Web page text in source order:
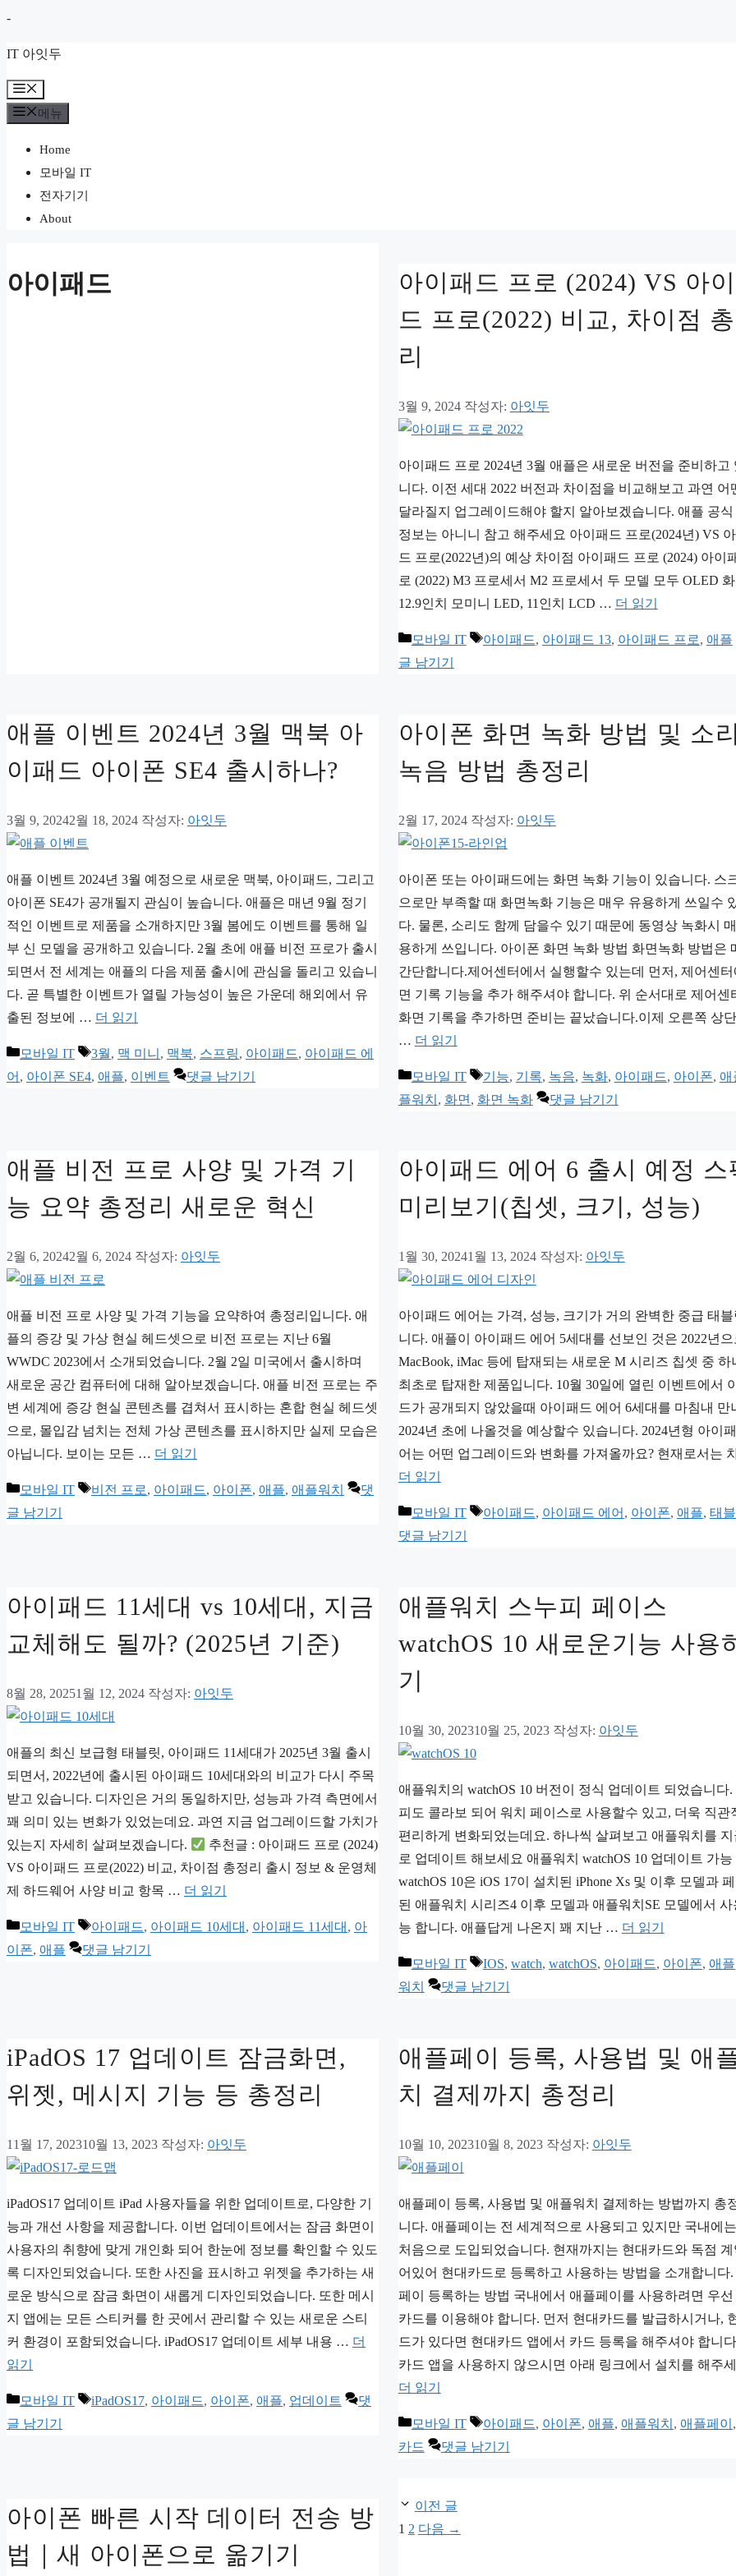
-컨
츠
로
건
IT 아잇두
뉴
메뉴
Home
모바일 IT
전자기기
About
아이패드
아이패드 프로 (2024) VS 아
드 프로(2022) 비교, 차이점
리
3월 9, 2024 작성자: 아잇두
아이패드 프로 2024년 3월 애플은 새로운 버전을 준비하고
니다. 이전 세대 2022 버전과 차이점을 비교해보고 과연 어
달라질지 업그레이드해야 할지 알아보겠습니다. 애플 공식
정보는 아니니 참고 해주세요 아이패드 프로(2024년) VS
드 프로(2022년)의 예상 차이점 아이패드 프로 (2024) 아이
로 (2022) M3 프로세서 M2 프로세서 두 모델 모두 OLED 화
12.9인치 모미니 LED, 11인치 LCD … 더 읽기
카
테
모바일 IT
태
아이패드, 아이패드 13, 아이패드 프로, 애플
글 남기기
애플 이벤트 2024년 3월 맥북 아
이패드 아이폰 SE4 출시하나?
3월 9, 20242월 18, 2024 작성자: 아잇두
애플 이벤트 2024년 3월 예정으로 새로운 맥북, 아이패드, 그리고
아이폰 SE4가 공개될지 관심이 높습니다. 애플은 매년 9월 정기
적인 이벤트로 제품을 소개하지만 3월 봄에도 이벤트를 통해 일
부 신 모델을 공개하고 있습니다. 2월 초에 애플 비전 프로가 출시
되면서 전 세계는 애플의 다음 제품 출시에 관심을 돌리고 있습니
다. 곧 특별한 이벤트가 열릴 가능성이 높은 가운데 해외에서 유
출된 정보에 … 더 읽기
카
테
모바일 IT
태
그
3월, 맥 미니 , 맥북, 스프링, 아이패드, 아이패드 에
어 , 아이폰 SE4, 애플, 이벤트 댓글 남기기
아이폰 화면 녹화 방법 및 소리
녹음 방법 총정리
2월 17, 2024 작성자: 아잇두
아이폰 또는 아이패드에는 화면 녹화 기능이 있습니다. 스
으로만 부족할 때 화면녹화 기능은 매우 유용하게 쓰일수
다. 물론, 소리도 함께 담을수 있기 때문에 동영상 녹화시
용하게 쓰입니다. 아이폰 화면 녹화 방법 화면녹화 방법은
간단합니다.제어센터에서 실행할수 있는데 먼저, 제어센
면 기록 기능을 추가 해주셔야 합니다. 위 순서대로 제어센
화면 기록을 추가하면 준비는 끝났습니다.이제 오른쪽 상
… 더 읽기
카
테
모바일 IT
태
그
기능, 기록, 녹음, 녹화, 아이패드, 아이폰, 애
플워치 , 화면 , 화면 녹화 댓글 남기기
애플 비전 프로 사양 및 가격 기
능 요약 총정리 새로운 혁신
2월 6, 20242월 6, 2024 작성자: 아잇두
애플 비전 프로 사양 및 가격 기능을 요약하여 총정리입니다. 애
플의 증강 및 가상 현실 헤드셋으로 비전 프로는 지난 6월
WWDC 2023에서 소개되었습니다. 2월 2일 미국에서 출시하며
새로운 공간 컴퓨터에 대해 알아보겠습니다. 애플 비전 프로는 주
변 세계에 증강 현실 콘텐츠를 겹쳐서 표시하는 혼합 현실 헤드셋
으로, 몰입감 넘치는 전체 가상 콘텐츠를 표시하지만 실제 모습은
아닙니다. 보이는 모든 … 더 읽기
카
테
모바일 IT
태
비전 프로, 아이패드, 아이폰, 애플, 애플워치
댓
글 남기기
아이패드 에어 6 출시 예정 스
미리보기(칩셋, 크기, 성능)
1월 30, 20241월 13, 2024 작성자: 아잇두
아이패드 에어는 가격, 성능, 크기가 거의 완벽한 중급 태블
니다. 애플이 아이패드 에어 5세대를 선보인 것은 2022년으
MacBook, iMac 등에 탑재되는 새로운 M 시리즈 칩셋 중 하
최초로 탑재한 제품입니다. 10월 30일에 열린 이벤트에서
드가 공개되지 않았을때 아이패드 에어 6세대를 마침내 만
2024년 초에 나올것을 예상할수 있습니다. 2024년형 아이
어는 어떤 업그레이드와 변화를 가져올까요? 현재로서는
더 읽기
카
테
모바일 IT
태
아이패드, 아이패드 에어 , 아이폰, 애플, 태
댓글 남기기
아이패드 11세대 vs 10세대, 지금
교체해도 될까? (2025년 기준)
8월 28, 20251월 12, 2024 작성자: 아잇두
애플의 최신 보급형 태블릿, 아이패드 11세대가 2025년 3월 출시
되면서, 2022년에 출시된 아이패드 10세대와의 비교가 다시 주목
받고 있습니다. 디자인은 거의 동일하지만, 성능과 가격 측면에서
꽤 의미 있는 변화가 있었는데요. 과연 지금 업그레이드할 가치가
있는지 자세히 살펴보겠습니다.
추천글 : 아이패드 프로 (2024)
VS 아이패드 프로(2022) 비교, 차이점 총정리 출시 정보 & 운영체
제 하드웨어 사양 비교 항목 … 더 읽기
카
테
모바일 IT
태
그
아이패드, 아이패드 10세대 , 아이패드 11세대 , 아
이폰, 애플 댓글 남기기
애플워치 스누피 페이스
watchOS 10 새로운기능 사용
기
10월 30, 202310월 25, 2023 작성자: 아잇두
애플워치의 watchOS 10 버전이 정식 업데이트 되었습니다.
피도 콜라보 되어 워치 페이스로 사용할수 있고, 더욱 직관
편리하게 변화되었는데요. 하나씩 살펴보고 애플워치를
로 업데이트 해보세요 애플워치 watchOS 10 업데이트 가능
watchOS 10은 iOS 17이 설치된 iPhone Xs 및 이후 모델과
된 애플워치 시리즈4 이후 모델과 애플워치SE 모델에서 사
능 합니다. 애플답게 나온지 꽤 지난 … 더 읽기
카
테
모바일 IT
태
그
IOS, watch, watchOS, 아이패드, 아이폰, 애플
워치
댓글 남기기
iPadOS 17 업데이트 잠금화면,
위젯, 메시지 기능 등 총정리
11월 17, 202310월 13, 2023 작성자: 아잇두
iPadOS17 업데이트 iPad 사용자들을 위한 업데이트로, 다양한 기
능과 개선 사항을 제공합니다. 이번 업데이트에서는 잠금 화면이
사용자의 취향에 맞게 개인화 되어 한눈에 정보를 확인할 수 있도
록 디자인되었습니다. 또한 사진을 표시하고 위젯을 추가하는 새
로운 방식으로 잠금 화면이 새롭게 디자인되었습니다. 또한 메시
지 앱에는 모든 스티커를 한 곳에서 관리할 수 있는 새로운 스티
커 환경이 포함되었습니다. iPadOS17 업데이트 세부 내용 … 더
읽기
카
테
모바일 IT
태
iPadOS17, 아이패드, 아이폰, 애플, 업데이트
댓
글 남기기
애플페이 등록, 사용법 및 애
치 결제까지 총정리
10월 10, 202310월 8, 2023 작성자: 아잇두
애플페이 등록, 사용법 및 애플워치 결제하는 방법까지 총
니다. 애플페이는 전 세계적으로 사용되고 있지만 국내에
처음으로 도입되었습니다. 현재까지는 현대카드와 독점 계
어있어 현대카드로 등록하고 사용하는 방법을 소개합니다.
페이 등록하는 방법 국내에서 애플페이를 사용하려면 우선
카드를 이용해야 합니다. 먼저 현대카드를 발급하시거나,
드가 있다면 현대카드 앱에서 카드 등록을 해주셔야 합니
카드 앱을 사용하지 않으시면 아래 링크에서 설치를 해주
더 읽기
카
테
모바일 IT
태
그
아이패드, 아이폰, 애플, 애플워치 , 애플페이 ,
카드
댓글 남기기
아이폰 빠른 시작 데이터 전송 방
법｜새 아이폰으로 옮기기
이전 글
페
1 페
2 다음 →